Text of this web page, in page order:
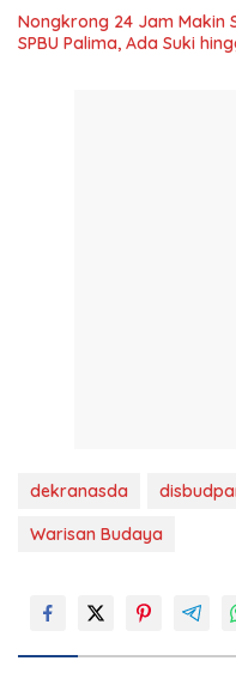
Nongkrong 24 Jam Makin
SPBU Palima, Ada Suki
dekranasda
Warisan Budaya